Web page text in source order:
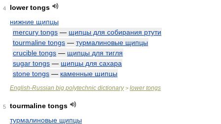
4
lower tongs
нижние щипцы
mercury tongs — щипцы для собирания ртути
tourmaline tongs — турмалиновые щипцы
crucible tongs — щипцы для тигля
sugar tongs — щипцы для сахара
stone tongs — каменные щипцы
English-Russian big polytechnic dictionary> lower tongs
5
tourmaline tongs
турмалиновые щипцы